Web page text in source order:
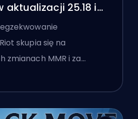
aktualizacji 25.18 i
egzekwowanie
skupia się na
zmianach MMR i za…